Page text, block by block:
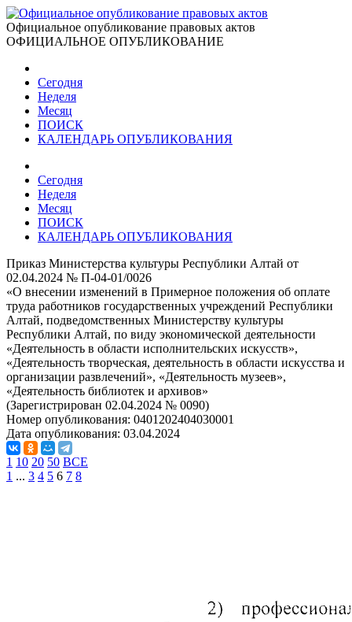
Официальное опубликование правовых актов
ОФИЦИАЛЬНОЕ ОПУБЛИКОВАНИЕ
Сегодня
Неделя
Месяц
ПОИСК
КАЛЕНДАРЬ ОПУБЛИКОВАНИЯ
Сегодня
Неделя
Месяц
ПОИСК
КАЛЕНДАРЬ ОПУБЛИКОВАНИЯ
Приказ Министерства культуры Республики Алтай от
02.04.2024 № П-04-01/0026
«О внесении изменений в Примерное положения об оплате
труда работников государственных учреждений Республики
Алтай, подведомственных Министерству культуры
Республики Алтай, по виду экономической деятельности
«Деятельность в области исполнительских искусств»,
«Деятельность творческая, деятельность в области искусства и
организации развлечений», «Деятельность музеев»,
«Деятельность библиотек и архивов»
(Зарегистрирован 02.04.2024 № 0090)
Номер опубликования: 0401202404030001
Дата опубликования: 03.04.2024
1 10 20 50 ВСЕ
1 ... 3 4 5 6 7 8